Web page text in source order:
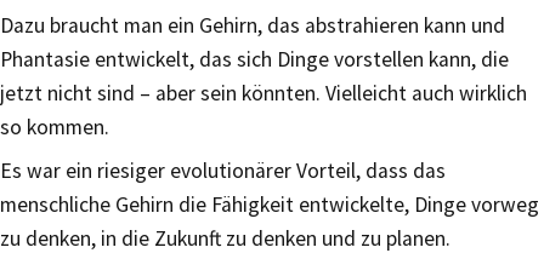
Dazu braucht man ein Gehirn, das abstrahieren kann und
Phantasie entwickelt, das sich Dinge vorstellen kann, die
jetzt nicht sind – aber sein könnten. Vielleicht auch wirklich
so kommen.
Es war ein riesiger evolutionärer Vorteil, dass das
menschliche Gehirn die Fähigkeit entwickelte, Dinge vorweg
zu denken, in die Zukunft zu denken und zu planen.